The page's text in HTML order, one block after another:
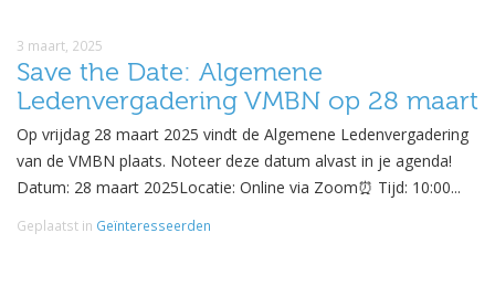
3 maart, 2025
Save the Date: Algemene
Ledenvergadering VMBN op 28 maart
Op vrijdag 28 maart 2025 vindt de Algemene Ledenvergadering
van de VMBN plaats. Noteer deze datum alvast in je agenda!
Datum: 28 maart 2025Locatie: Online via Zoom⏰ Tijd: 10:00...
Geplaatst in Geïnteresseerden